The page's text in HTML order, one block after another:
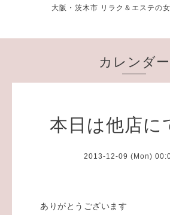
大阪・茨木市 リラク＆エステの
カレンダー
本日は他店に
2013-12-09 (Mon)
ありがとうございます